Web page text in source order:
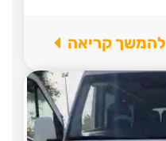
להמשך קריאה